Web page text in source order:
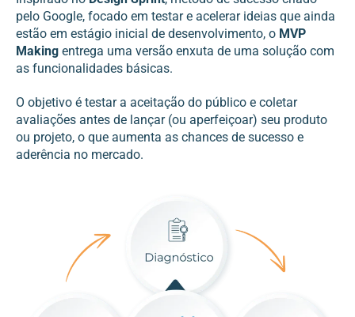
pelo Google, focado em testar e acelerar ideias que ainda
estão em estágio inicial de desenvolvimento, o MVP
Making entrega uma versão enxuta de uma solução com
as funcionalidades básicas.
O objetivo é testar a aceitação do público e coletar
avaliações antes de lançar (ou aperfeiçoar) seu produto
ou projeto, o que aumenta as chances de sucesso e
aderência no mercado.